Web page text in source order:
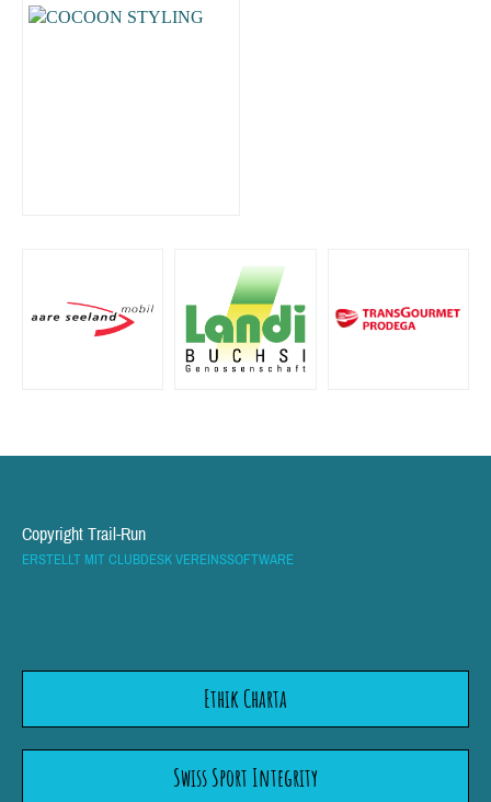
Copyright Trail-Run
ERSTELLT MIT CLUBDESK VEREINSSOFTWARE
Ethik Charta
Swiss Sport Integrity